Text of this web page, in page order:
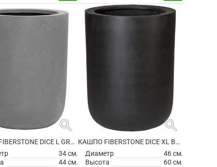
search
КАШПО FIBERSTONE DICE L GREY
34 см.
44 см.
search
КАШПО FIBERSTONE DICE XL BLACK
Диаметр
46 см.
Высота
60 см.